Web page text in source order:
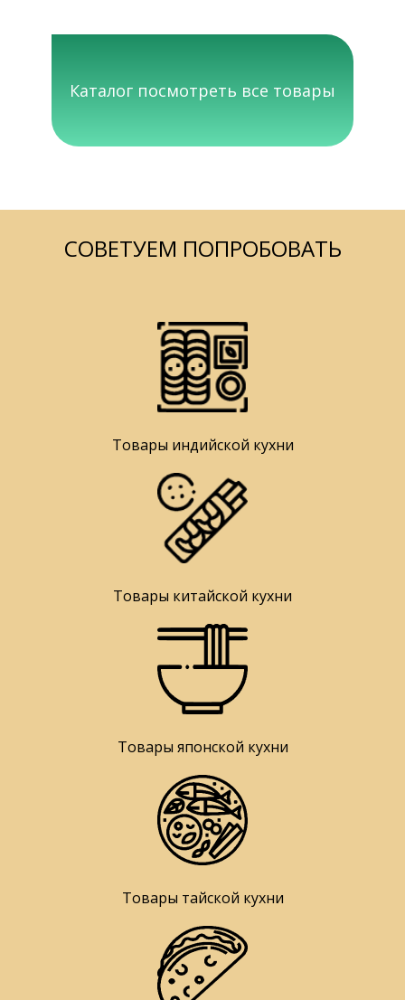
Каталог посмотреть все товары
СОВЕТУЕМ ПОПРОБОВАТЬ
Товары индийской кухни
Товары китайской кухни
Товары японской кухни
Товары тайской кухни